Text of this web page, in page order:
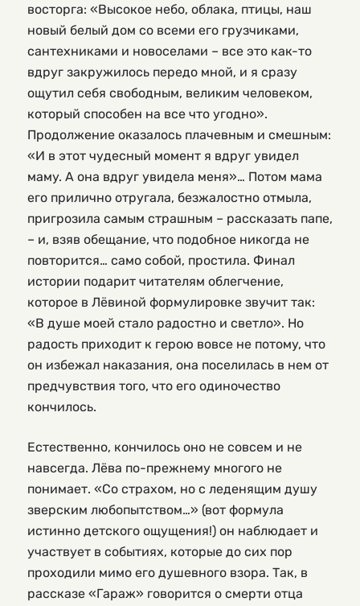
восторга: «Высокое небо, облака, птицы, наш
новый белый дом со всеми его грузчиками,
сантехниками и новоселами – все это как-то
вдруг закружилось передо мной, и я сразу
ощутил себя свободным, великим человеком,
который способен на все что угодно».
Продолжение оказалось плачевным и смешным:
«И в этот чудесный момент я вдруг увидел
маму. А она вдруг увидела меня»… Потом мама
его прилично отругала, безжалостно отмыла,
пригрозила самым страшным – рассказать папе,
– и, взяв обещание, что подобное никогда не
повторится… само собой, простила. Финал
истории подарит читателям облегчение,
которое в Лёвиной формулировке звучит так:
«В душе моей стало радостно и светло». Но
радость приходит к герою вовсе не потому, что
он избежал наказания, она поселилась в нем от
предчувствия того, что его одиночество
кончилось.
Естественно, кончилось оно не совсем и не
навсегда. Лёва по-прежнему многого не
понимает. «Со страхом, но с леденящим душу
зверским любопытством…» (вот формула
истинно детского ощущения!) он наблюдает и
участвует в событиях, которые до сих пор
проходили мимо его душевного взора. Так, в
рассказе «Гараж» говорится о смерти отца